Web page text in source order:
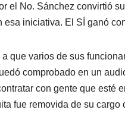
el No. Sánchez convirtió
iniciativa. El SÍ ganó
que varios de sus
comprobado en un
con gente que esté
fue removida de su